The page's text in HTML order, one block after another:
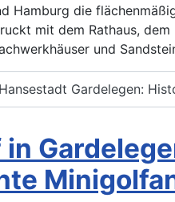
Hamburg die
mit dem Rathaus,
und
Gardelegen: